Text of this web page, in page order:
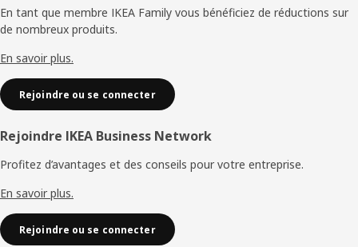
de
page
En tant que membre IKEA Family vous bénéficiez de réductions sur
de nombreux produits.
En savoir plus.
Rejoindre ou se connecter
Rejoindre IKEA Business Network
Profitez d’avantages et des conseils pour votre entreprise.
En savoir plus.
Rejoindre ou se connecter